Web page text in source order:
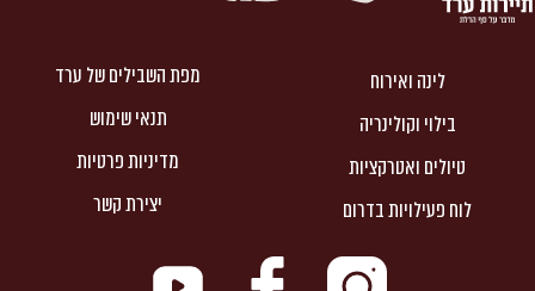
לינה ואירוח
בילוי וקולינריה
טיולים ואטרקציות
לוח פעילויות בדרום
מפת השבילים של ערד
תנאי שימוש
מדיניות פרטיות
יצירת קשר